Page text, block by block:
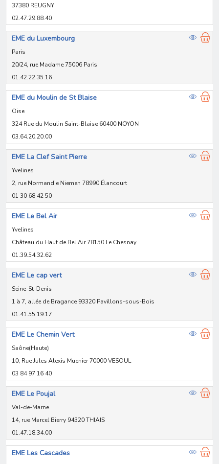
37380 REUGNY
02.47.29.88.40
EME du Luxembourg
Paris
20/24, rue Madame 75006 Paris
01.42.22.35.16
EME du Moulin de St Blaise
Oise
324 Rue du Moulin Saint-Blaise 60400 NOYON
03.64.20.20.00
EME La Clef Saint Pierre
Yvelines
2, rue Normandie Niemen 78990 Élancourt
01 30 68 42 50
EME Le Bel Air
Yvelines
Château du Haut de Bel Air 78150 Le Chesnay
01.39.54.32.62
EME Le cap vert
Seine-St-Denis
1 à 7, allée de Bragance 93320 Pavillons-sous-Bois
01.41.55.19.17
EME Le Chemin Vert
Saône(Haute)
10, Rue Jules Alexis Muenier 70000 VESOUL
03 84 97 16 40
EME Le Poujal
Val-de-Marne
14, rue Marcel Bierry 94320 THIAIS
01.47.18.34.00
EME Les Cascades